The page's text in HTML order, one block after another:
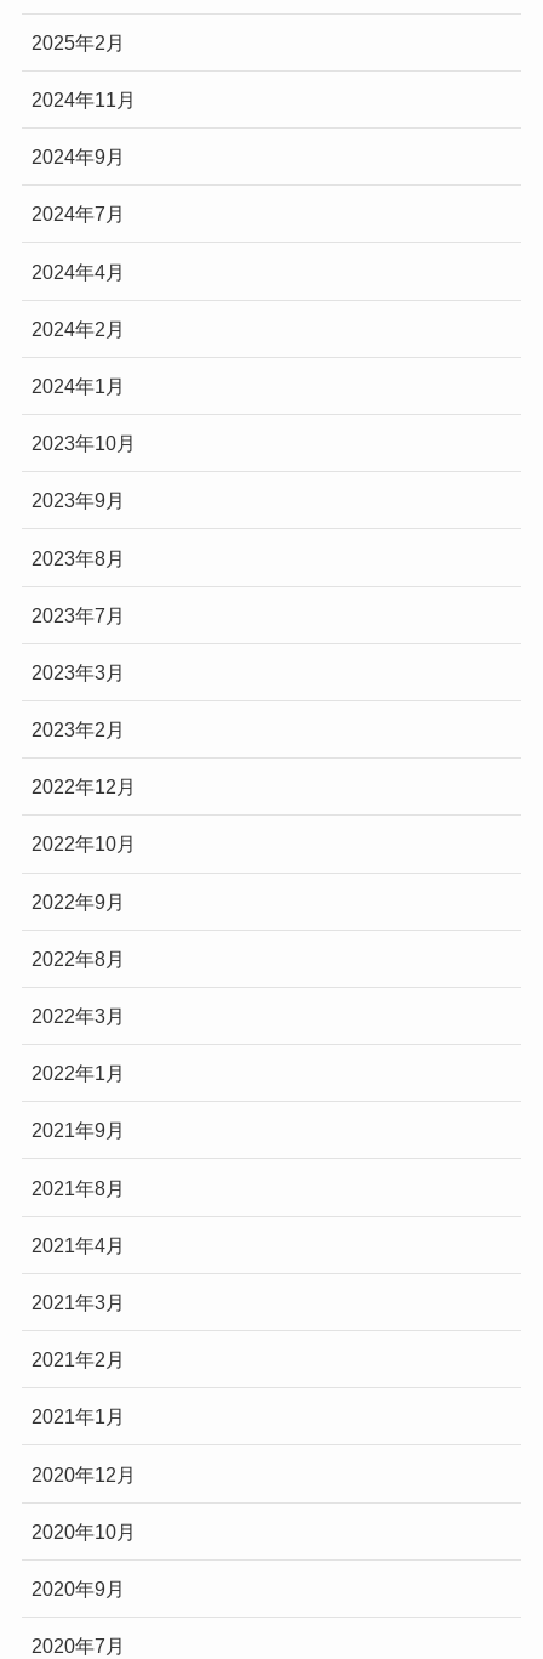
2025年2月
2024年11月
2024年9月
2024年7月
2024年4月
2024年2月
2024年1月
2023年10月
2023年9月
2023年8月
2023年7月
2023年3月
2023年2月
2022年12月
2022年10月
2022年9月
2022年8月
2022年3月
2022年1月
2021年9月
2021年8月
2021年4月
2021年3月
2021年2月
2021年1月
2020年12月
2020年10月
2020年9月
2020年7月